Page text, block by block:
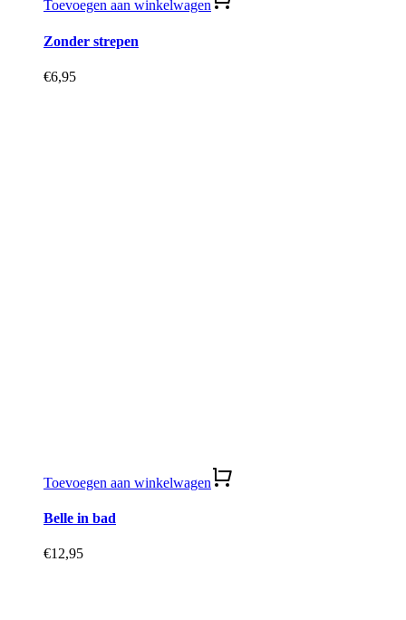
Toevoegen aan winkelwagen
Zonder strepen
€6,95
Toevoegen aan winkelwagen
Belle in bad
€12,95